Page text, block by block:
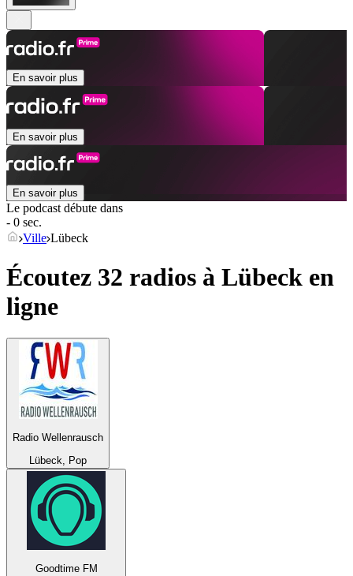
En savoir plus
En savoir plus
En savoir plus
Le podcast débute dans
- 0 sec.
Ville Lübeck
Écoutez 32 radios à Lübeck en
ligne
Radio Wellenrausch
Lübeck, Pop
Goodtime FM